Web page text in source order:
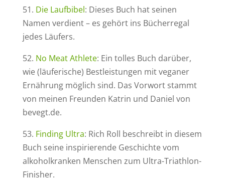
51. Die Laufbibel: Dieses Buch hat seinen
Namen verdient – es gehört ins Bücherregal
jedes Läufers.
52. No Meat Athlete: Ein tolles Buch darüber,
wie (läuferische) Bestleistungen mit veganer
Ernährung möglich sind. Das Vorwort stammt
von meinen Freunden Katrin und Daniel von
bevegt.de.
53. Finding Ultra: Rich Roll beschreibt in diesem
Buch seine inspirierende Geschichte vom
alkoholkranken Menschen zum Ultra-Triathlon-
Finisher.